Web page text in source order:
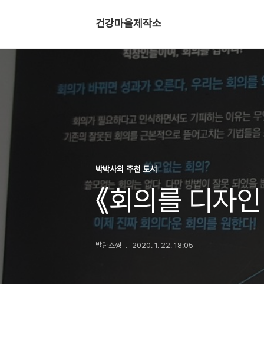
건강마을제작소
박박사의 추천 도서
《회의를 디자
발란스짱 2020. 1. 22. 18:05